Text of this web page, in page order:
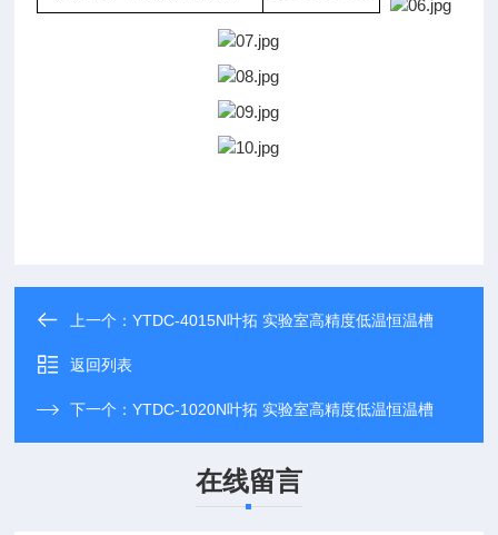
上一个：YTDC-4015N叶拓 实验室高精度低温恒温槽
返回列表
下一个：YTDC-1020N叶拓 实验室高精度低温恒温槽
在线留言